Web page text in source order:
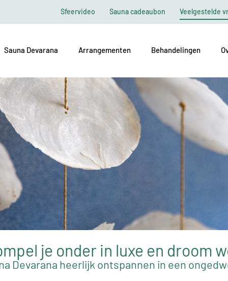
Sfeervideo Sauna cadeaubon Veelgestelde
Sauna Devarana Arrangementen Behandelingen
je onder in luxe en droom
Devarana heerlijk ontspannen in een